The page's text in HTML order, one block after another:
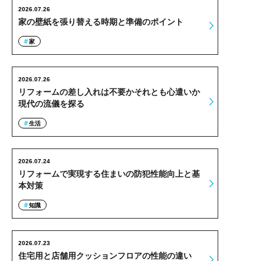
家の壁紙を張り替える時期と準備のポイント
2026.07.26
家
リフォームの差し入れは不要かそれとも心遣いか
現代の流儀を探る
2026.07.26
生活
リフォームで実現する住まいの防犯性能向上と基
本対策
2026.07.24
知識
住宅用と店舗用クッションフロアの性能の違い
2026.07.23